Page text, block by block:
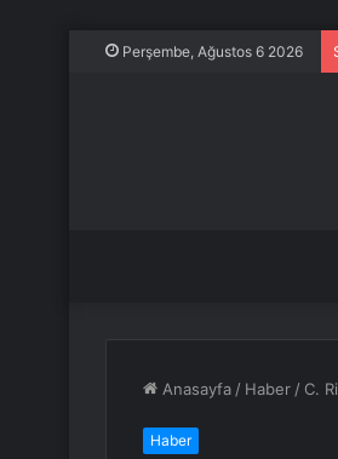
Perşembe, Ağustos 6 2026
Anasayfa / Haber / C.
Haber